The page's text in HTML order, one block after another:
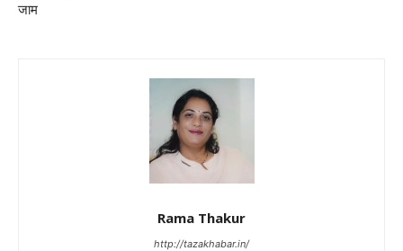
जाम
Rama Thakur
http://tazakhabar.in/